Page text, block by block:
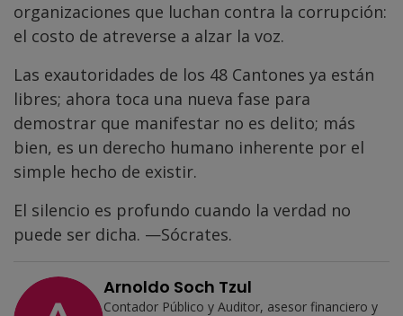
organizaciones que luchan contra la corrupción:
el costo de atreverse a alzar la voz.
Las exautoridades de los 48 Cantones ya están
libres; ahora toca una nueva fase para
demostrar que manifestar no es delito; más
bien, es un derecho humano inherente por el
simple hecho de existir.
El silencio es profundo cuando la verdad no
puede ser dicha. —Sócrates.
Arnoldo Soch Tzul
Contador Público y Auditor, asesor financiero y